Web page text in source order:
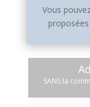
Vous
SANS la